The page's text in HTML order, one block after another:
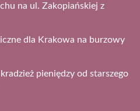
na ul. Zakopiańskiej z
dla Krakowa na burzowy
pieniędzy od starszego